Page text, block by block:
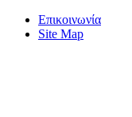
Επικοινωνία
Site Map